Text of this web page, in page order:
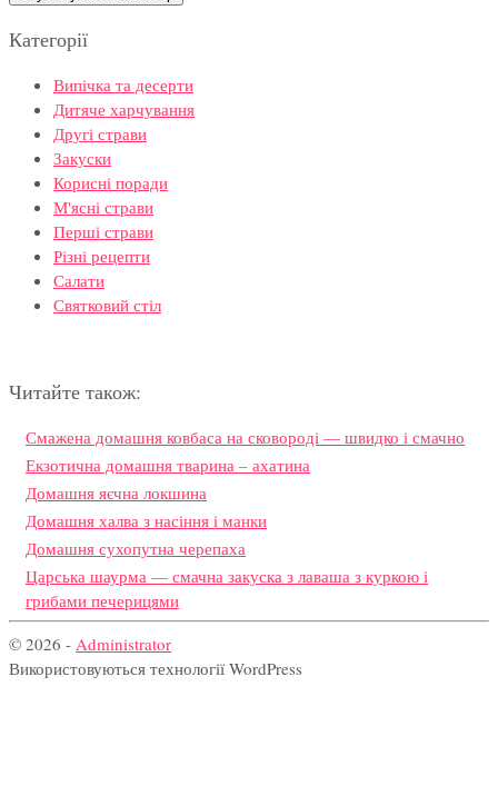
Категорії
Випічка та десерти
Дитяче харчування
Другі страви
Закуски
Корисні поради
М'ясні страви
Перші страви
Різні рецепти
Салати
Святковий стіл
Читайте також:
Смажена домашня ковбаса на сковороді — швидко і смачно
Екзотична домашня тварина – ахатина
Домашня яєчна локшина
Домашня халва з насіння і манки
Домашня сухопутна черепаха
Царська шаурма — смачна закуска з лаваша з куркою і
грибами печерицями
© 2026 - Administrator
Використовуються технології WordPress